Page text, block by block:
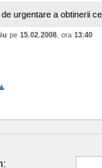
urgentare a obtinerii
pe 15.02.2008, ora 13:40